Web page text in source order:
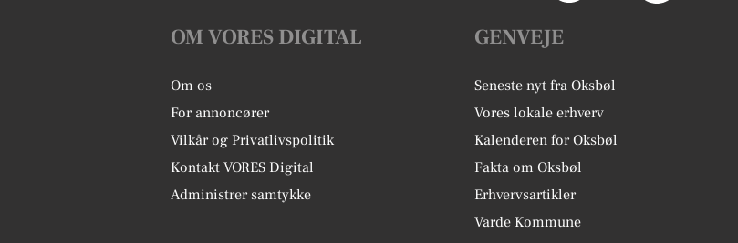
OM VORES DIGITAL
Om os
For annoncører
Vilkår og Privatlivspolitik
Kontakt VORES Digital
Administrer samtykke
GENVEJE
Seneste nyt fra Oksbøl
Vores lokale erhverv
Kalenderen for Oksbøl
Fakta om Oksbøl
Erhvervsartikler
Varde Kommune